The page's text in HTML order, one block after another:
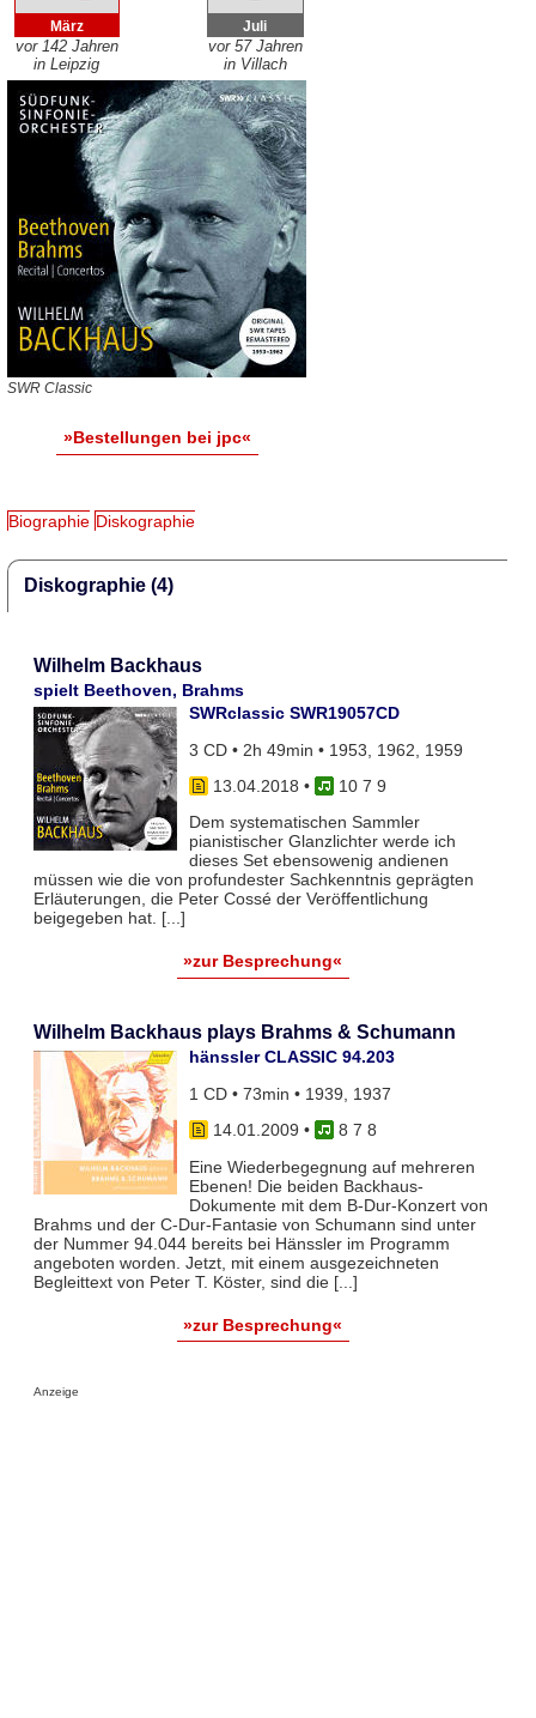
März
vor 142 Jahren
in Leipzig
Juli
vor 57 Jahren
in Villach
SWR Classic
»Bestellungen bei jpc«
Biographie Diskographie
Diskographie (4)
Wilhelm Backhaus
spielt Beethoven, Brahms
SWRclassic SWR19057CD
3 CD • 2h 49min • 1953, 1962, 1959
13.04.2018 •
10 7 9
Dem systematischen Sammler
pianistischer Glanzlichter werde ich
dieses Set ebensowenig andienen
müssen wie die von profundester Sachkenntnis geprägten
Erläuterungen, die Peter Cossé der Veröffentlichung
beigegeben hat. [...]
»zur Besprechung«
Wilhelm Backhaus plays Brahms & Schumann
hänssler CLASSIC 94.203
1 CD • 73min • 1939, 1937
14.01.2009 •
8 7 8
Eine Wiederbegegnung auf mehreren
Ebenen! Die beiden Backhaus-
Dokumente mit dem B-Dur-Konzert von
Brahms und der C-Dur-Fantasie von Schumann sind unter
der Nummer 94.044 bereits bei Hänssler im Programm
angeboten worden. Jetzt, mit einem ausgezeichneten
Begleittext von Peter T. Köster, sind die [...]
»zur Besprechung«
Anzeige